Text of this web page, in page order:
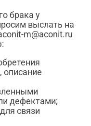
брака у
выслать на
m@aconit.ru
описание
дефектами;
связи